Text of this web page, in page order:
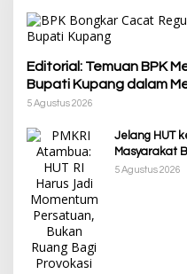
Editorial: Temuan BPK
Bupati Kupang dalam
5 Agustus 2026
Jelang HUT
Masyarakat
Provokasi
5 Agustus 2026